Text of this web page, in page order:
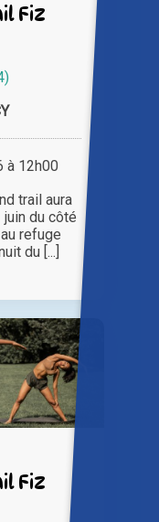
Fiz
12h00
trail aura
du côté
refuge
du [...]
Fiz